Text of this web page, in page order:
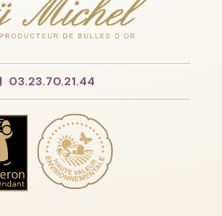
03.23.70.21.44